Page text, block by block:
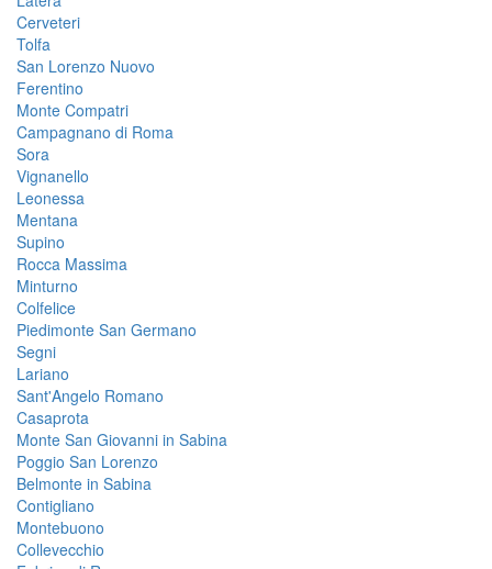
Cerveteri
Tolfa
San Lorenzo Nuovo
Ferentino
Monte Compatri
Campagnano di Roma
Sora
Vignanello
Leonessa
Mentana
Supino
Rocca Massima
Minturno
Colfelice
Piedimonte San Germano
Segni
Lariano
Sant'Angelo Romano
Casaprota
Monte San Giovanni in Sabina
Poggio San Lorenzo
Belmonte in Sabina
Contigliano
Montebuono
Collevecchio